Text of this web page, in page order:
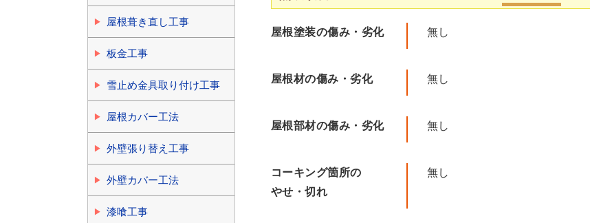
屋根塗装の傷み・劣化 無し
屋根材の傷み・劣化 無し
屋根部材の傷み・劣化 無し
コーキング箇所の
やせ・切れ
無し
屋根葺き直し工事
板金工事
雪止め金具取り付け工事
屋根カバー工法
外壁張り替え工事
外壁カバー工法
漆喰工事